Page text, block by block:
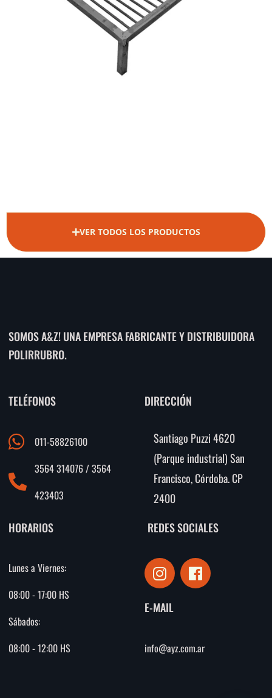
VER TODOS LOS PRODUCTOS
SOMOS A&Z! UNA EMPRESA FABRICANTE Y DISTRIBUIDORA
POLIRRUBRO.
TELÉFONOS
011-58826100
3564 314076 / 3564
423403
DIRECCIÓN
Santiago Puzzi 4620
(Parque industrial) San
Francisco, Córdoba. CP
2400
HORARIOS
Lunes a Viernes:
08:00 - 17:00 HS
Sábados:
08:00 - 12:00 HS
REDES SOCIALES
I
n
s
t
g
r
F
a
c
o
o
E-MAIL
info@ayz.com.ar